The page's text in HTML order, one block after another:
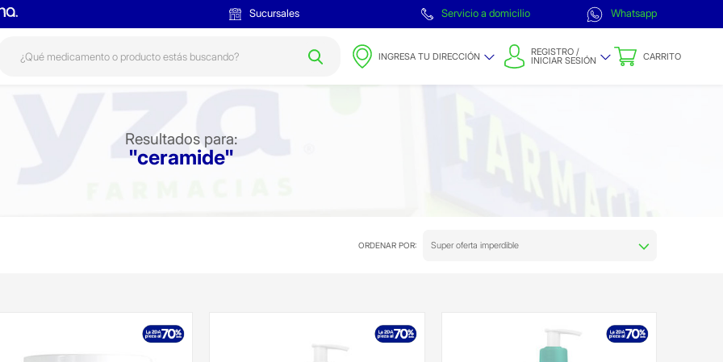
Sucursales Servicio a domicilio Whatsapp
INGRESA TU DIRECCIÓN REGISTRO /
INICIAR SESIÓN CARRITO
Resultados para:
"ceramide"
ORDENAR POR: Super oferta imperdible